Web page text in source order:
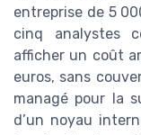
entreprise de 5
cinq analystes
afficher un coût
euros, sans
managé pour la
d’un noyau